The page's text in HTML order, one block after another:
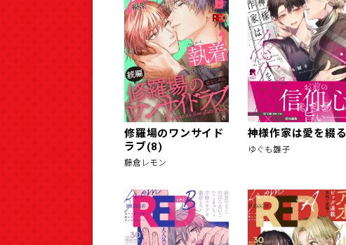
修羅場のワンサイド
ラブ(8)
藤倉レモン
神様作家は愛を綴る
ゆぐも雛子